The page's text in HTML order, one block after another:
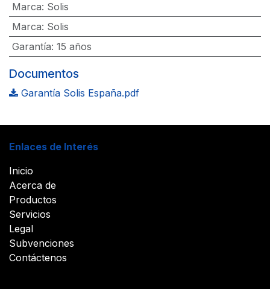
Marca: Solis
Marca: Solis
Garantía: 15 años
Documentos
Garantía Solis España.pdf
Enlaces de Interés
Inicio
Acerca de
Productos
Servicios
Legal
Subvenciones
Contáctenos